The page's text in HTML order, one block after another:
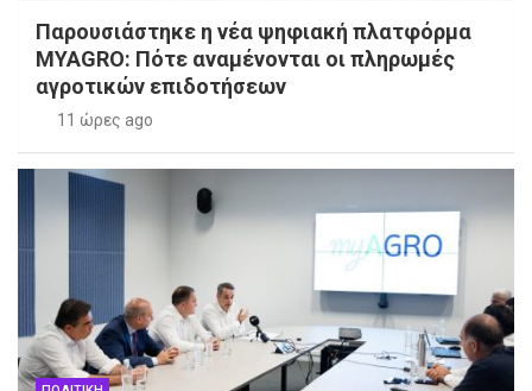
Παρουσιάστηκε η νέα ψηφιακή πλατφόρμα
MYAGRO: Πότε αναμένονται οι πληρωμές
αγροτικών επιδοτήσεων
11 ώρες ago